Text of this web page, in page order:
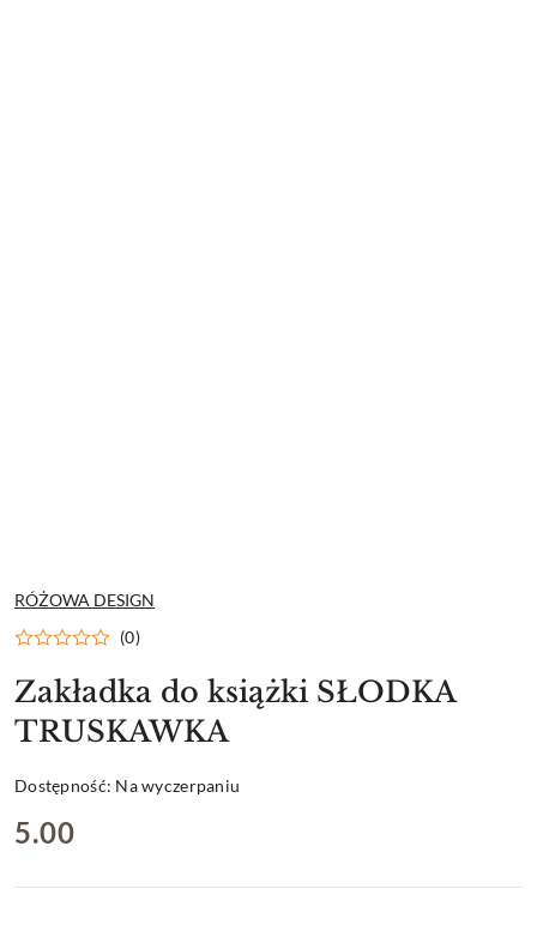
NAZWA
PRODUCENTA:
RÓŻOWA DESIGN
(0)
Zakładka do książki SŁODKA
TRUSKAWKA
Dostępność: Na wyczerpaniu
cena:
5.00